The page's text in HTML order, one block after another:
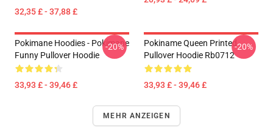
32,35 £ - 37,88 £
Pokimane Hoodies - Pokimane
Funny Pullover Hoodie
33,93 £ - 39,46 £
-20%
Pokiname Queen Printed
Pullover Hoodie Rb0712
33,93 £ - 39,46 £
-20%
MEHR ANZEIGEN